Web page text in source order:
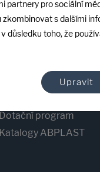
Dotační program
Katalogy ABPLAST
partnery pro sociální
zkombinovat s dalšími
důsledku toho, že
Upravit